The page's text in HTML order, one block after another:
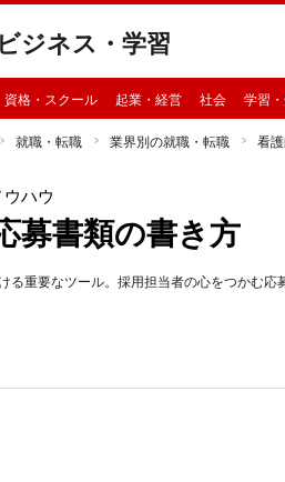
ビジネス・学習
資格・スクール 起業・経営 社会 学習
就職・転職 業界別の就職・転職 看
ハウ
書類の書き方
る重要なツール。採用担当者の心をつかむ